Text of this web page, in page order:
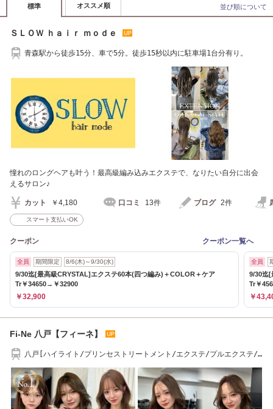
標準 オススメ順 並び順について
ＳＬＯＷ ｈａｉｒ ｍｏｄｅ
青森駅から徒歩15分、車で5分。徒歩15秒以内に駐車場1台分有り。
憧れのロングヘアも叶う！最高級編み込みエクステで、なりたい自分に出会
えるサロン♪
カット ￥4,180 口コミ 13件 ブログ 2件
スマート支払いOK
クーポン クーポン一覧へ
全員 期間限定 8/6(木)～9/30(水)
9/30迄[最高級CRYSTAL]エクステ60本(四つ編み)＋COLOR＋ケア
Tr￥34650→￥32900
￥32,900
全員
9/30迄[
Tr￥
￥
Fi-Ne 八戸【フィーネ】
八戸[ハイライト/プリンセストリートメント/エクステ/プルエクステ/